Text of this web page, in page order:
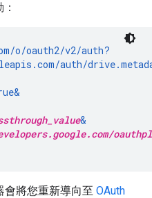
o/oauth2/v2/auth?
auth/
&
會將您重新導向至 OAuth